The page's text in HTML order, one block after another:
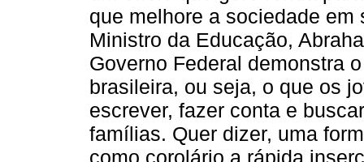
que melhore a sociedade em
Ministro da Educação,
Governo Federal demonstra
brasileira, ou seja, o que os
escrever, fazer conta e
famílias. Quer dizer, uma
como corolário a rápida